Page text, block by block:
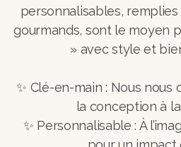
personnalisables,
gourmands, sont le moyen
» avec style et
✨ Clé-en-main : Nous
la conception à
✨ Personnalisable : À